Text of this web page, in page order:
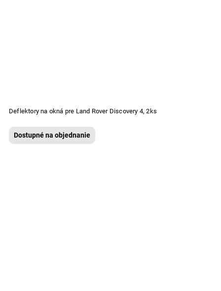
Deflektory na okná pre Land Rover Discovery 4, 2ks
Dostupné na objednanie